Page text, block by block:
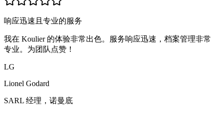
响应迅速且专业的服务
我在 Koulier 的体验非常出色。服务响应迅速，档案管理非常
专业。为团队点赞！
LG
Lionel Godard
SARL 经理，诺曼底